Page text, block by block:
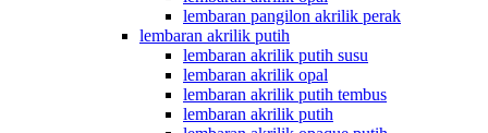
lembaran pangilon akrilik perak
lembaran akrilik putih
lembaran akrilik putih susu
lembaran akrilik opal
lembaran akrilik putih tembus
lembaran akrilik putih